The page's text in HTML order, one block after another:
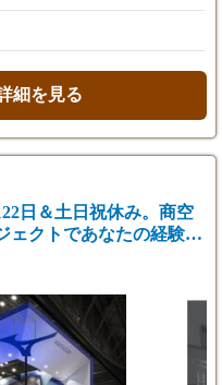
1月、7月）
実施設計終了後に会社規程に基づ
ティブを支給します。
宅） ※長年付き合いのある協力
きやすい環境です。 ＜仕事
担当から事前にお客様の情報を
いかイメージしておきます。そ
、打合せ時に参考になりそうな
せ＆相談 初回は営業担当と共
景観を確認し、施主様の条件に
認します。 ※細かな法律・ルー
の確認を行いながら設計を行い
案 これまでお伺いした内容や
トを構築しご提案します。 ▼設
を設け、設計な内容の確認、要
を引き継ぎします。その際、施主
計の仕事
タチにすることが求められます。
いが十分。お客様とは毎週のよ
細を見る
日＆土日祝休み。商空
ェクトであなたの経験を